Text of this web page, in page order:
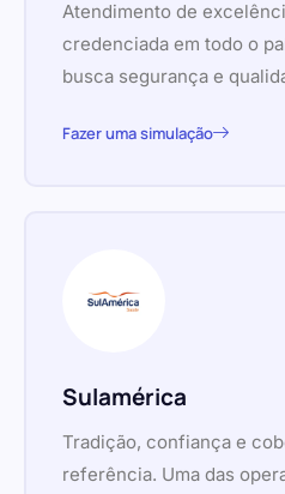
Atendimento de
credenciada em todo o
busca segurança e
Fazer uma simulação
Sulamérica
Tradição, confiança e
referência. Uma das